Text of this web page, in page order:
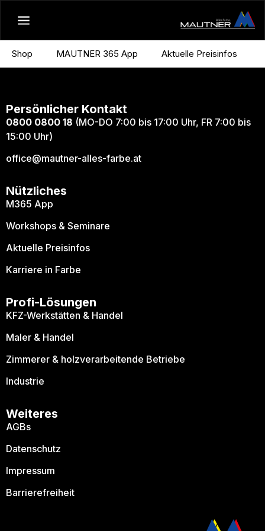
Shop MAUTNER 365 App Aktuelle Preisinfos
Persönlicher Kontakt
0800 0800 18 (MO-DO 7:00 bis 17:00 Uhr, FR 7:00 bis
15:00 Uhr)
office@mautner-alles-farbe.at
Nützliches
M365 App
Workshops & Seminare
Aktuelle Preisinfos
Karriere in Farbe
Profi-Lösungen
KFZ-Werkstätten & Handel
Maler & Handel
Zimmerer & holzverarbeitende Betriebe
Industrie
Weiteres
AGBs
Datenschutz
Impressum
Barrierefreiheit